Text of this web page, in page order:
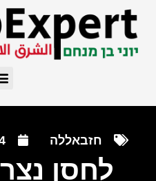
חזבאללה
לחסן